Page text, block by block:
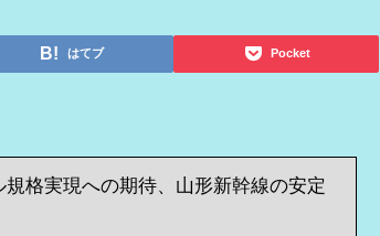
はてブ Pocket
格実現への期待、山形新幹線の安定